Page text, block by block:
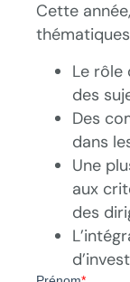
Cette
Le rôle
des
Des
dans
Une
aux
des